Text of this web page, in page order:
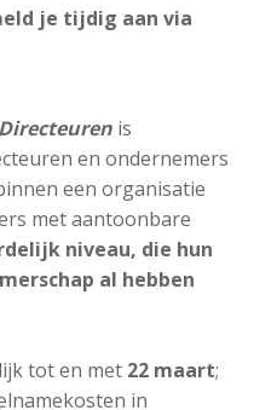
je tijdig aan via
is
en ondernemers
een organisatie
met aantoonbare
niveau, die hun
al hebben
tot en met 22 maart;
in